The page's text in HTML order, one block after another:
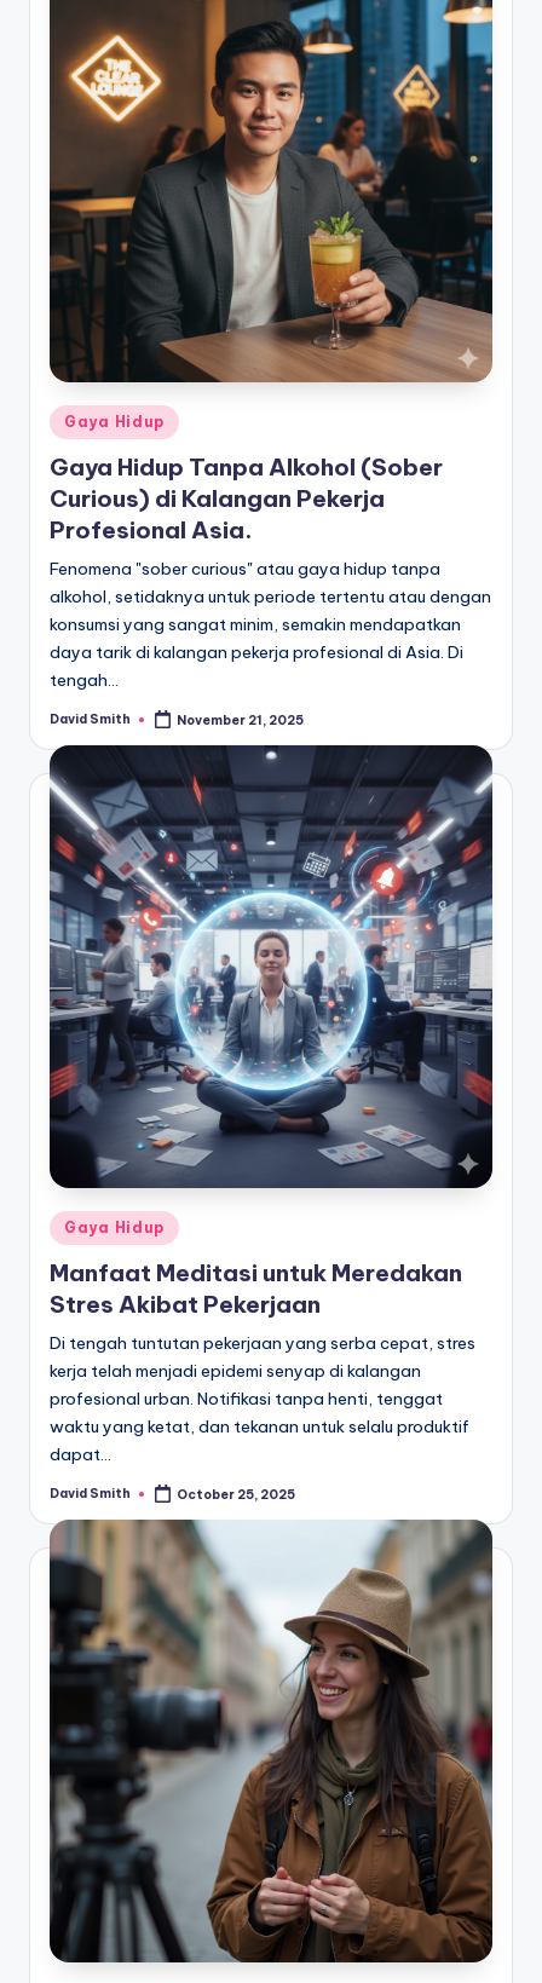
Posted
in
Gaya Hidup
Gaya Hidup Tanpa Alkohol (Sober
Curious) di Kalangan Pekerja
Profesional Asia.
Fenomena "sober curious" atau gaya hidup tanpa
alkohol, setidaknya untuk periode tertentu atau dengan
konsumsi yang sangat minim, semakin mendapatkan
daya tarik di kalangan pekerja profesional di Asia. Di
tengah…
Posted
David Smith November 21, 2025
Posted
in
Gaya Hidup
Manfaat Meditasi untuk Meredakan
Stres Akibat Pekerjaan
Di tengah tuntutan pekerjaan yang serba cepat, stres
kerja telah menjadi epidemi senyap di kalangan
profesional urban. Notifikasi tanpa henti, tenggat
waktu yang ketat, dan tekanan untuk selalu produktif
dapat…
Posted
David Smith October 25, 2025